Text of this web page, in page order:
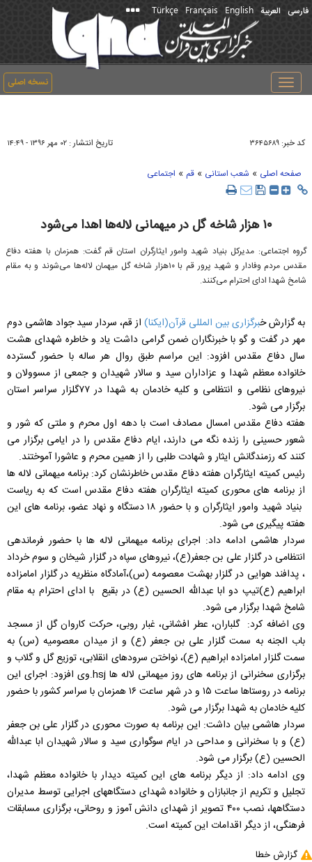
فارسی العربیة English
Français
Türkçe
نسخه اصلی
Toggle
navigation
کد خبر: ۳۶۴۵۶۸۹ تاریخ انتشار : ۰۲ مهر ۱۳۹۶ - ۱۴:۴۹
صفحه اصلی » شعب استانی » قم » اجتماعی
۱۰ هزار شاخه گل در میهمانی لاله‌ها اهدا می‌شود
گروه اجتماعی: مدیرکل بنیاد شهید وامور ایثارگران استان قم گفت: همزمان با هفته دفاع
مقدس مردم وفادار و شهید پرور قم با ۱۰هزار شاخه گل میهمان لاله‌ها می‌شوند و به مقام
شامخ شهدا ادای احترام می‌کنند.
به گزارش خبرگزاری بین المللی قرآن(ایکنا) از قم، سردار سید جواد هاشمی دوم
مهر در گفت و گو با خبرنگاران ضمن گرامی داشت یاد و خاطره شهدای هشت
سال دفاع مقدس افزود: این مراسم طبق روال هر ساله با حضور گسترده
خانواده معظم شهدا و عزاداران سید و سالار شهیدان و جمعی از مسوولان و
نیروهای نظامی و انتظامی و کلیه خادمان به شهدا در ۷۷گلزار سراسر استان
برگزار می شود.
هفته دفاع مقدس امسال مصادف است با دهه اول محرم و ملتی که شور و
شعور حسینی را زنده نگه می دارند،‌ ایام دفاع مقدس را در ایامی برگزار می
کنند که رزمندگانش ایثار و شهادت طلبی را از همین محرم و عاشورا آموختند.
رئیس کمیته ایثارگران هفته دفاع مقدس خاطرنشان کرد: برنامه میهمانی لاله ها
از برنامه های محوری کمیته ایثارگران هفته دفاع مقدس است که به ریاست
بنیاد شهید وامور ایثارگران و با حضور ۱۸ دستگاه و نهاد عضو، برنامه های این
هفته پیگیری می شود.
سردار هاشمی ادامه داد: اجرای برنامه میهمانی لاله ها با حضور فرماندهی
انتظامی در گلزار علی بن جعفر(ع)، نیروهای سپاه در گلزار شیخان و سوم خرداد
،‌ پدافند هوایی در گلزار بهشت معصومه (س)،‌آمادگاه منظریه در گلزار امامزاده
ابراهیم (ع)تیپ دو ابا عبدالله الحسین (ع) در بقیع با ادای احترام به مقام
شامخ شهدا برگزار می شود.
وی اضافه کرد: گلباران، عطر افشانی، غبار روبی، حرکت کاروان گل از مسجد
باب الجنه به سمت گلزار علی بن جعفر (ع) و از میدان معصومیه (س) به
سمت گلزار امامزاده ابراهیم (ع)، ‌نواختن سرودهای انقلابی،‌ توزیع گل و گلاب و
برگزاری سخنرانی از برنامه های روز میهمانی لاله ها hsj.وی افزود: اجرای این
برنامه در روستاها ساعت ۱۵ و در شهر ساعت ۱۶ همزمان با سراسر کشور با حضور
کلیه خادمان به شهدا برگزار می شود.
سردار هاشمی بیان داشت: این برنامه به صورت محوری در گلزار علی بن جعفر
(ع) و با سخنرانی و مداحی در ایام سوگواری سید و سالار شهیدان ابا عبدالله
الحسین (ع) برگزار می شود.
وی ادامه داد: از دیگر برنامه های این کمیته دیدار با خانواده معظم شهدا،‌
تجلیل و تکریم از جانبازان و خانواده شهدای دستگاههای اجرایی توسط مدیران
دستگاهها،‌ نصب ۴۰۰ تصویر از شهدای دانش آموز و روحانی،‌ برگزاری مسابقات
فرهنگی،‌ از دیگر اقدامات این کمیته است.
گزارش خطا